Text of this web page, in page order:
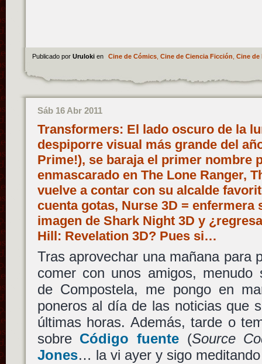
Publicado por Uruloki en Cine de Cómics, Cine de Ciencia Ficción Cine de
Sáb 16 Abr 2011
Transformers: El lado oscuro de la
despiporre visual más grande del
Prime!), se baraja el primer nombre
enmascarado en The Lone Ranger,
vuelve a contar con su alcalde
cuenta gotas, Nurse 3D =
imagen de Shark Night 3D y
Hill: Revelation 3D? Pues si…
Tras aprovechar una mañana para
comer con unos amigos, menudo
de Compostela, me pongo en
poneros al día de las noticias que
últimas horas. Además, tarde o
sobre Código fuente(Source
Jones… la vi ayer y sigo